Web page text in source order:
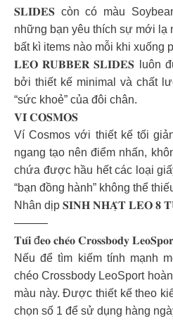
𝐒𝐋𝐈𝐃𝐄𝐒 còn có màu
những bạn yêu thích sự mới lạ
bất kì items nào mỗi khi xuống
𝐋𝐄𝐎 𝐑𝐔𝐁𝐁𝐄𝐑 𝐒𝐋𝐈𝐃𝐄𝐒 luôn
bởi thiết kế minimal và chất
“sức khoẻ” của đôi chân.
𝐕𝐈́ 𝐂𝐎𝐒𝐌𝐎𝐒
Ví Cosmos với thiết kế tối
ngang tạo nên điểm nhấn,
chứa được hầu hết các loại
“bạn đồng hành” không thể
Nhân dịp 𝐒𝐈𝐍𝐇 𝐍𝐇𝐀̣̂𝐓 𝐋𝐄𝐎 𝟖
———
𝐓𝐮́𝐢 đ𝐞𝐨 𝐜𝐡𝐞́𝐨 𝐂𝐫𝐨𝐬𝐬𝐛𝐨𝐝𝐲
Nếu để tìm kiếm tính mạnh
chéo Crossbody LeoSport
màu này. Được thiết kế theo
chọn số 1 để sử dụng hàng